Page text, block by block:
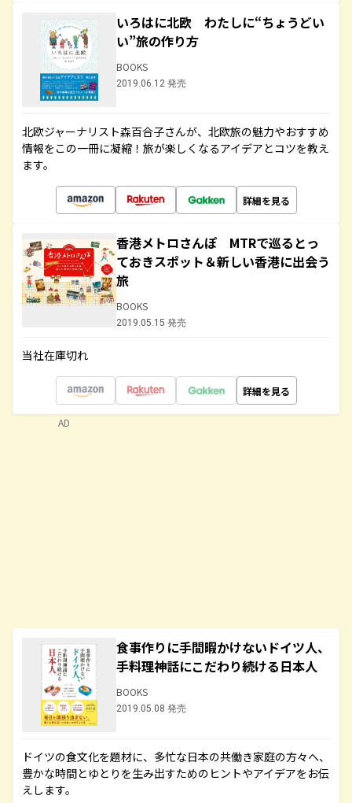
いろはに北欧 わたしに“ちょうどい
い”旅の作り方
BOOKS
2019.06.12 発売
北欧ジャーナリスト森百合子さんが、北欧旅の魅力やおすすめ
情報をこの一冊に凝縮！旅が楽しくなるアイデアとコツを教え
ます。
詳細を見る
香港メトロさんぽ MTRで巡るとっ
ておきスポット＆新しい香港に出会う
旅
BOOKS
2019.05.15 発売
当社在庫切れ
詳細を見る
食事作りに手間暇かけないドイツ人、
手料理神話にこだわり続ける日本人
BOOKS
2019.05.08 発売
ドイツの食文化を題材に、多忙な日本の共働き家庭の方々へ、
豊かな時間とゆとりを生み出すためのヒントやアイデアをお伝
えします。
AD